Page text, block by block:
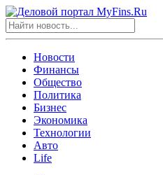
Новости
Финансы
Общество
Политика
Бизнес
Экономика
Технологии
Авто
Life